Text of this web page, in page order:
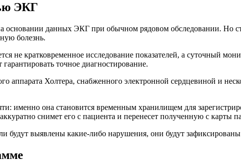
ЭКГ
данных ЭКГ при обычном рядовом обследовании. Но
болезнь.
не кратковременное исследование показателей, а суточный
точное диагностирование.
аппарата Холтера, снабженного электронной сердцевиной и
именно она становится временным хранилищем для
снимет его с пациента и перенесет полученную с
будут выявлены какие-либо нарушения, они будут